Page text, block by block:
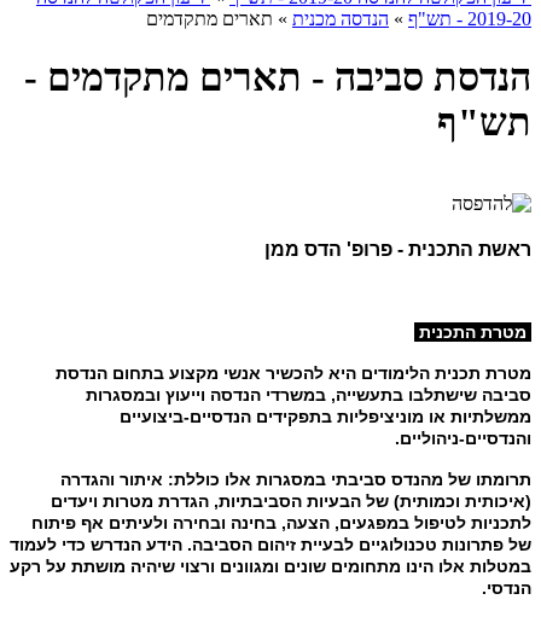
2019-20 - תש"ף
» הנדסה מכנית » תארים מתקדמים
הנדסת סביבה - תארים מתקדמים -
תש"ף
ראשת התכנית - פרופ' הדס ממן
מטרת התכנית
מטרת תכנית הלימודים היא להכשיר אנשי מקצוע בתחום הנדסת
סביבה שישתלבו בתעשייה, במשרדי הנדסה וייעוץ ובמסגרות
ממשלתיות או מוניציפליות בתפקידים הנדסיים-ביצועיים
והנדסיים-ניהוליים.
תרומתו של מהנדס סביבתי במסגרות אלו כוללת: איתור והגדרה
(איכותית וכמותית) של הבעיות הסביבתיות, הגדרת מטרות ויעדים
לתכניות לטיפול במפגעים, הצעה, בחינה ובחירה ולעיתים אף פיתוח
של פתרונות טכנולוגיים לבעיית זיהום הסביבה. הידע הנדרש כדי לעמוד
במטלות אלו הינו מתחומים שונים ומגוונים ורצוי שיהיה מושתת על רקע
הנדסי.